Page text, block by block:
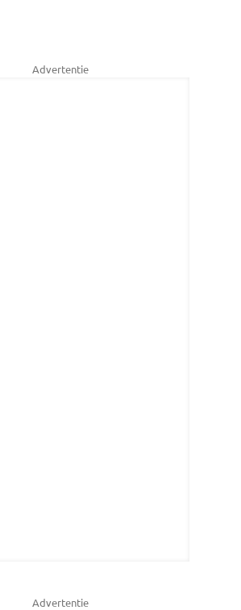
Advertentie
Advertentie